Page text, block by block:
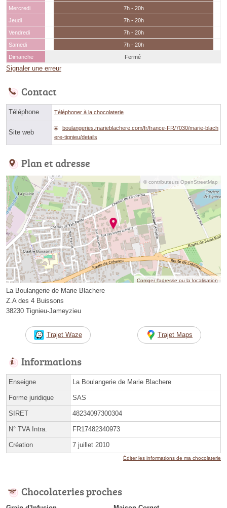
Mercredi
7h - 20h
Jeudi
7h - 20h
Vendredi
7h - 20h
Samedi
7h - 20h
Dimanche
Fermé
Signaler une erreur
Contact
Téléphone Téléphoner à la chocolaterie
Site web
boulangeries.marieblachere.com/fr/france-FR/7030/marie-blach
ere-tignieu/details
Plan et adresse
© contributeurs OpenStreetMap
Corriger l’adresse ou la localisation
La Boulangerie de Marie Blachere
Z.A des 4 Buissons
38230 Tignieu-Jameyzieu
Trajet Waze Trajet Maps
Informations
Enseigne La Boulangerie de Marie Blachere
Forme juridique SAS
SIRET 48234097300304
N° TVA Intra. FR17482340973
Création 7 juillet 2010
Éditer les informations de ma chocolaterie
Chocolateries proches